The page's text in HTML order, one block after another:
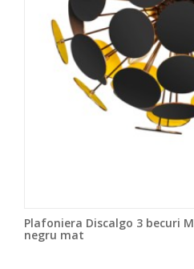
Plafoniera Discalgo 3 becuri
negru mat